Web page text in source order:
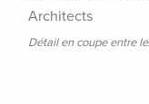
Détail en coupe entre